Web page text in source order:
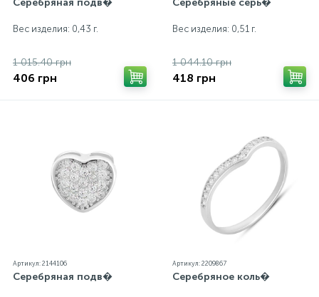
Серебряная подв�
Вес изделия: 0,43 г.
1 015.40 грн
406 грн
Серебряные серь�
Вес изделия: 0,51 г.
1 044.10 грн
418 грн
Артикул: 2144106
Серебряная подв�
Артикул: 2209867
Серебряное коль�